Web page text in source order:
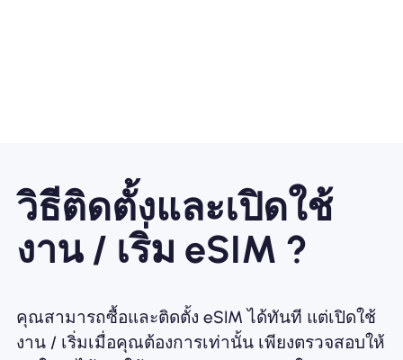
วิธีติดตั้งและเปิดใช้
งาน / เริ่ม eSIM ?
คุณสามารถซื้อและติดตั้ง eSIM ได้ทันที แต่เปิดใช้
งาน / เริ่มเมื่อคุณต้องการเท่านั้น เพียงตรวจสอบให้